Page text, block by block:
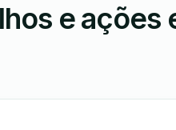
e ações